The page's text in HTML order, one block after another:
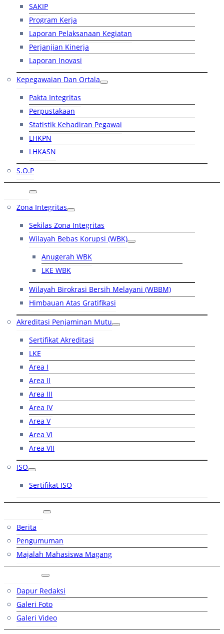
SAKIP
Program Kerja
Laporan Pelaksanaan Kegiatan
Perjanjian Kinerja
Laporan Inovasi
Kepegawaian Dan Ortala
Pakta Integritas
Perpustakaan
Statistik Kehadiran Pegawai
LHKPN
LHKASN
S.O.P
Zona Integritas
Sekilas Zona Integritas
Wilayah Bebas Korupsi (WBK)
Anugerah WBK
LKE WBK
Wilayah Birokrasi Bersih Melayani (WBBM)
Himbauan Atas Gratifikasi
Akreditasi Penjaminan Mutu
Sertifikat Akreditasi
LKE
Area I
Area II
Area III
Area IV
Area V
Area VI
Area VII
ISO
Sertifikat ISO
Berita
Pengumuman
Majalah Mahasiswa Magang
Dapur Redaksi
Galeri Foto
Galeri Video